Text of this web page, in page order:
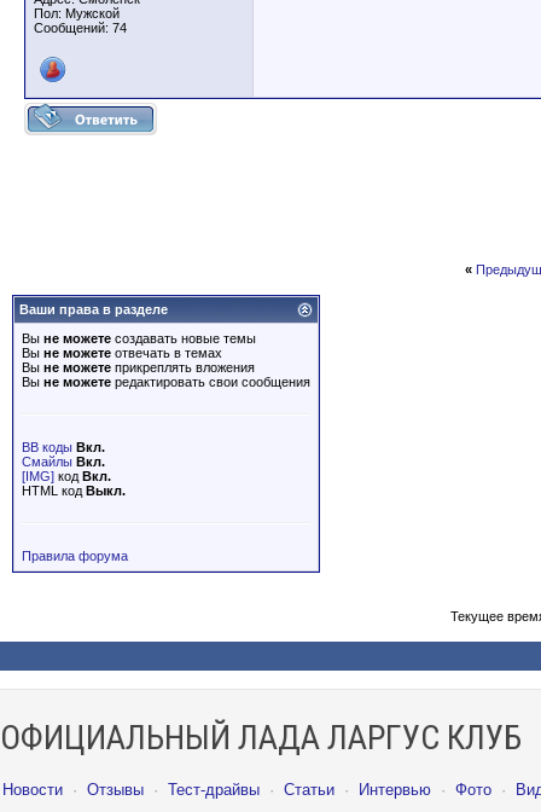
Пол: Мужской
Сообщений: 74
«
Ваши права в разделе
Вы не можете создавать новые темы
Вы не можете отвечать в темах
Вы не можете прикреплять вложения
Вы не можете редактировать свои сообщения
BB коды Вкл.
Смайлы Вкл.
[IMG] код Вкл.
HTML код Выкл.
Правила форума
Текущее
ОФИЦИАЛЬНЫЙ ЛАДА ЛАРГУС КЛУБ
Новости · Отзывы · Тест-драйвы · Статьи · Интервью · Фото ·